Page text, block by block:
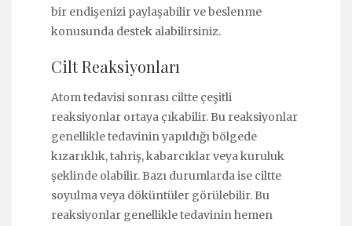
bir endişenizi paylaşabilir ve beslenme
konusunda destek alabilirsiniz.
Cilt Reaksiyonları
Atom tedavisi sonrası ciltte çeşitli
reaksiyonlar ortaya çıkabilir. Bu reaksiyonlar
genellikle tedavinin yapıldığı bölgede
kızarıklık, tahriş, kabarcıklar veya kuruluk
şeklinde olabilir. Bazı durumlarda ise ciltte
soyulma veya döküntüler görülebilir. Bu
reaksiyonlar genellikle tedavinin hemen